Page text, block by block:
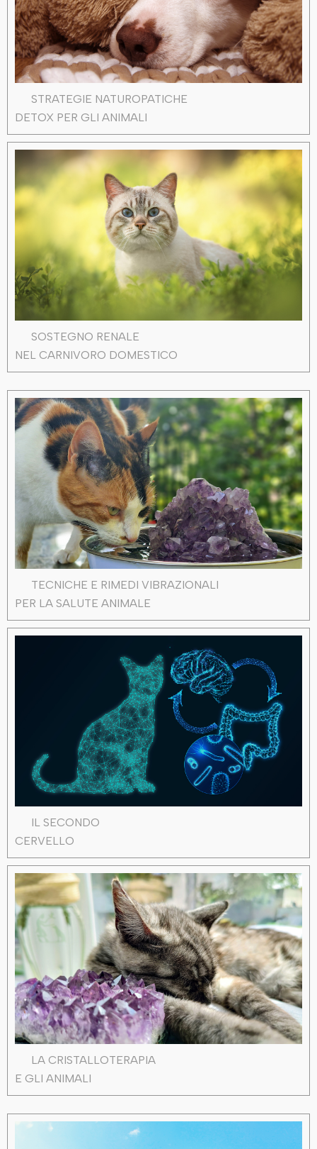
STRATEGIE NATUROPATICHE
DETOX PER GLI ANIMALI
SOSTEGNO RENALE
NEL CARNIVORO DOMESTICO
TECNICHE E RIMEDI VIBRAZIONALI
PER LA SALUTE ANIMALE
IL SECONDO
CERVELLO
LA CRISTALLOTERAPIA
E GLI ANIMALI